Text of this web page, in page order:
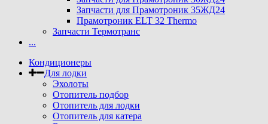
Запчасти для Прамотроник 35ЖД24
Прамотроник ELT 32 Thermo
Запчасти Термотранс
...
Кондиционеры
Для лодки
Эхолоты
Отопитель подбор
Отопитель для лодки
Отопитель для катера